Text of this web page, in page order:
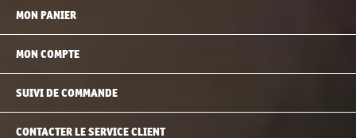
MON PANIER
MON COMPTE
SUIVI DE COMMANDE
CONTACTER LE SERVICE CLIENT